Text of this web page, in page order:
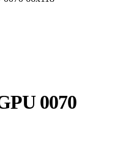
0070